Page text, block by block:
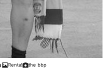
Renta! the bbp